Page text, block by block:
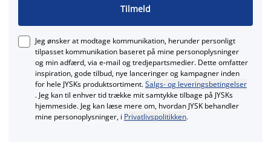
Tilmeld
Jeg ønsker at modtage kommunikation, herunder personligt
tilpasset kommunikation baseret på mine personoplysninger
og min adfærd, via e‑mail og tredjepartsmedier. Dette omfatter
inspiration, gode tilbud, nye lanceringer og kampagner inden
for hele JYSKs produktsortiment.Salgs- og leveringsbetingelser
. Jeg kan til enhver tid trække mit samtykke tilbage på JYSKs
hjemmeside. Jeg kan læse mere om, hvordan JYSK behandler
mine personoplysninger, i Privatlivspolitikken.